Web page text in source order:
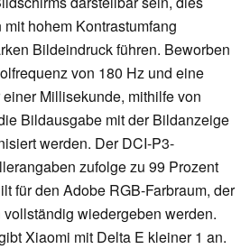
hohem Kontrastumfang
Bildeindruck führen. Beworben
von 180 Hz und eine
Millisekunde, mithilfe von
Bildausgabe mit der Bildanzeige
werden. Der DCI-P3-
zufolge zu 99 Prozent
für den Adobe RGB-Farbraum, der
wiedergeben werden.
Xiaomi mit Delta E kleiner 1 an.